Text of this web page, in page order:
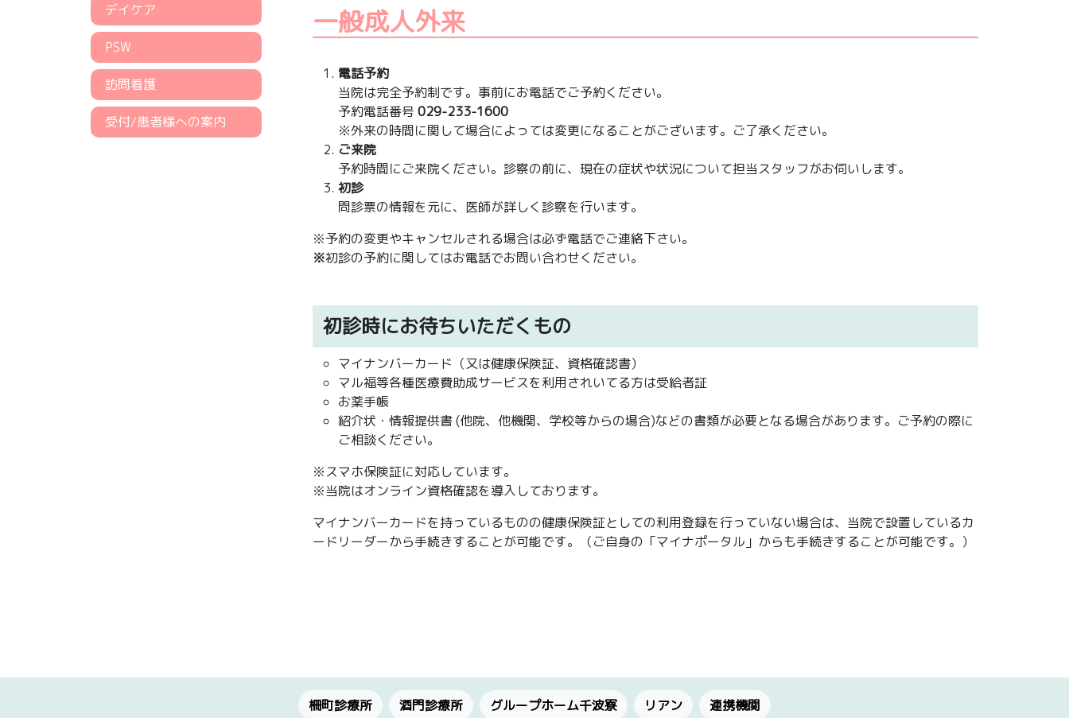
デイケア
PSW
訪問看護
受付/患者様への案内
一般成人外来
電話予約
当院は完全予約制です。事前にお電話でご予約ください。
予約電話番号 029-233-1600
※外来の時間に関して場合によっては変更になることがございます。ご了承ください。
ご来院
予約時間にご来院ください。診察の前に、現在の症状や状況について担当スタッフがお伺いします。
初診
問診票の情報を元に、医師が詳しく診察を行います。
※予約の変更やキャンセルされる場合は必ず電話でご連絡下さい。
※初診の予約に関してはお電話でお問い合わせください。
初診時にお待ちいただくもの
マイナンバーカード（又は健康保険証、資格確認書）
マル福等各種医療費助成サービスを利用されいてる方は受給者証
お薬手帳
紹介状・情報提供書 (他院、他機関、学校等からの場合)などの書類が必要となる場合があります。ご予約の際に
ご相談ください。
※スマホ保険証に対応しています。
※当院はオンライン資格確認を導入しております。
マイナンバーカードを持っているものの健康保険証としての利用登録を行っていない場合は、当院で設置しているカ
ードリーダーから手続きすることが可能です。（ご自身の「マイナポータル」からも手続きすることが可能です。）
柵町診療所 酒門診療所 グループホーム千波寮 リアン 連携機関